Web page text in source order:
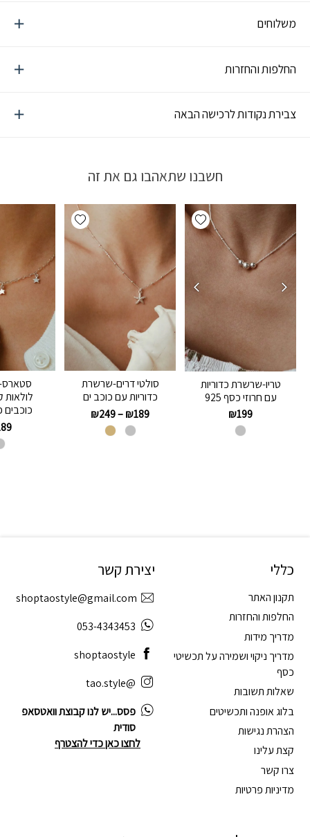
משלוחים
החלפות והחזרות
צבירת נקודות לרכישה הבאה
חשבנו שתאהבו גם את זה
Add wishlist
טריו-שרשרת כדוריות
עם חרוזי כסף 925
₪199
Add wishlist
סולטי דרים-שרשרת
כדוריות עם כוכב ים
₪189
–
₪249
כוכבים
כללי
תקנון האתר
החלפות והחזרות
מדריך מידות
מדריך ניקוי ושמירה על תכשיטי
כסף
שאלות תשובות
בלוג אופנה ותכשיטים
הצהרת נגישות
קצת עלינו
צרו קשר
מדיניות פרטיות
יצירת קשר
shoptaostyle@gmail.com
053-4343453
shoptaostyle
@tao.style
פסס...יש לנו קבוצת וואטסאפ
סודית
לחצו כאן כדי להצטרף